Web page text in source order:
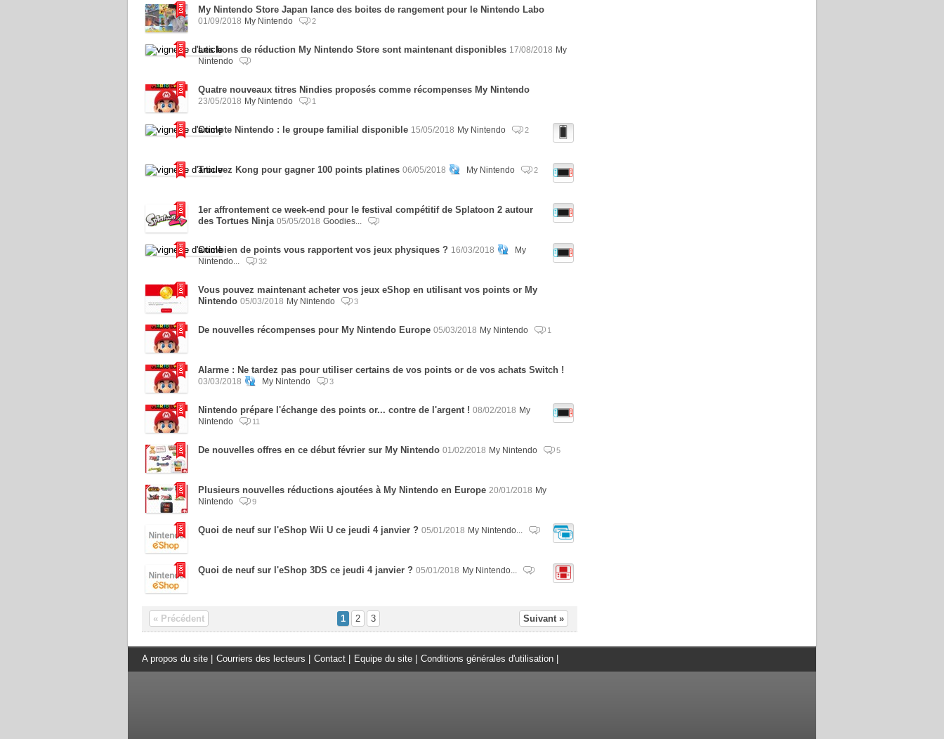
My Nintendo Store Japan lance des boites de rangement pour le Nintendo Labo
01/09/2018 My Nintendo 2
Les bons de réduction My Nintendo Store sont maintenant disponibles 17/08/2018 My
Nintendo
Quatre nouveaux titres Nindies proposés comme récompenses My Nintendo
23/05/2018 My Nintendo 1
Compte Nintendo : le groupe familial disponible 15/05/2018 My Nintendo 2
Trouvez Kong pour gagner 100 points platines 06/05/2018 My Nintendo 2
1er affrontement ce week-end pour le festival compétitif de Splatoon 2 autour
des Tortues Ninja 05/05/2018 Goodies...
Combien de points vous rapportent vos jeux physiques ? 16/03/2018
My
Nintendo...
32
Vous pouvez maintenant acheter vos jeux eShop en utilisant vos points or My
Nintendo 05/03/2018 My Nintendo 3
De nouvelles récompenses pour My Nintendo Europe 05/03/2018 My Nintendo 1
Alarme : Ne tardez pas pour utiliser certains de vos points or de vos achats Switch !
03/03/2018 My Nintendo 3
Nintendo prépare l'échange des points or... contre de l'argent ! 08/02/2018 My
Nintendo
11
De nouvelles offres en ce début février sur My Nintendo 01/02/2018 My Nintendo 5
Plusieurs nouvelles réductions ajoutées à My Nintendo en Europe 20/01/2018 My
Nintendo
9
Quoi de neuf sur l'eShop Wii U ce jeudi 4 janvier ? 05/01/2018 My Nintendo...
Quoi de neuf sur l'eShop 3DS ce jeudi 4 janvier ? 05/01/2018 My Nintendo...
« Précédent 1 2 3 Suivant »
A propos du site Courriers des lecteurs Contact Equipe du site Conditions générales d'utilisation